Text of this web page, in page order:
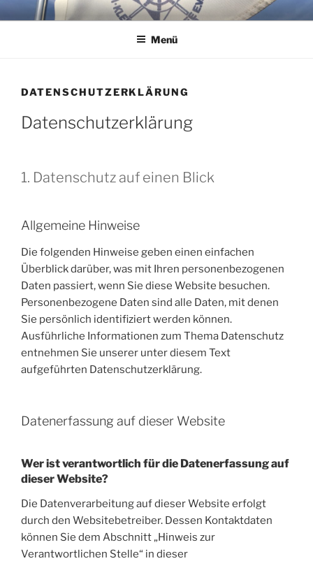
Zum
InhaltWSG KLEINER WANNSEE E.V.
Immer eine handbreit Wasser unterm Kiel.
Menü
DATENSCHUTZERKLÄRUNG
Datenschutzerklärung
1. Datenschutz auf einen Blick
Allgemeine Hinweise
Die folgenden Hinweise geben einen einfachen
Überblick darüber, was mit Ihren personenbezogenen
Daten passiert, wenn Sie diese Website besuchen.
Personenbezogene Daten sind alle Daten, mit denen
Sie persönlich identifiziert werden können.
Ausführliche Informationen zum Thema Datenschutz
entnehmen Sie unserer unter diesem Text
aufgeführten Datenschutzerklärung.
Datenerfassung auf dieser Website
Wer ist verantwortlich für die Datenerfassung auf
dieser Website?
Die Datenverarbeitung auf dieser Website erfolgt
durch den Websitebetreiber. Dessen Kontaktdaten
können Sie dem Abschnitt „Hinweis zur
Verantwortlichen Stelle“ in dieser